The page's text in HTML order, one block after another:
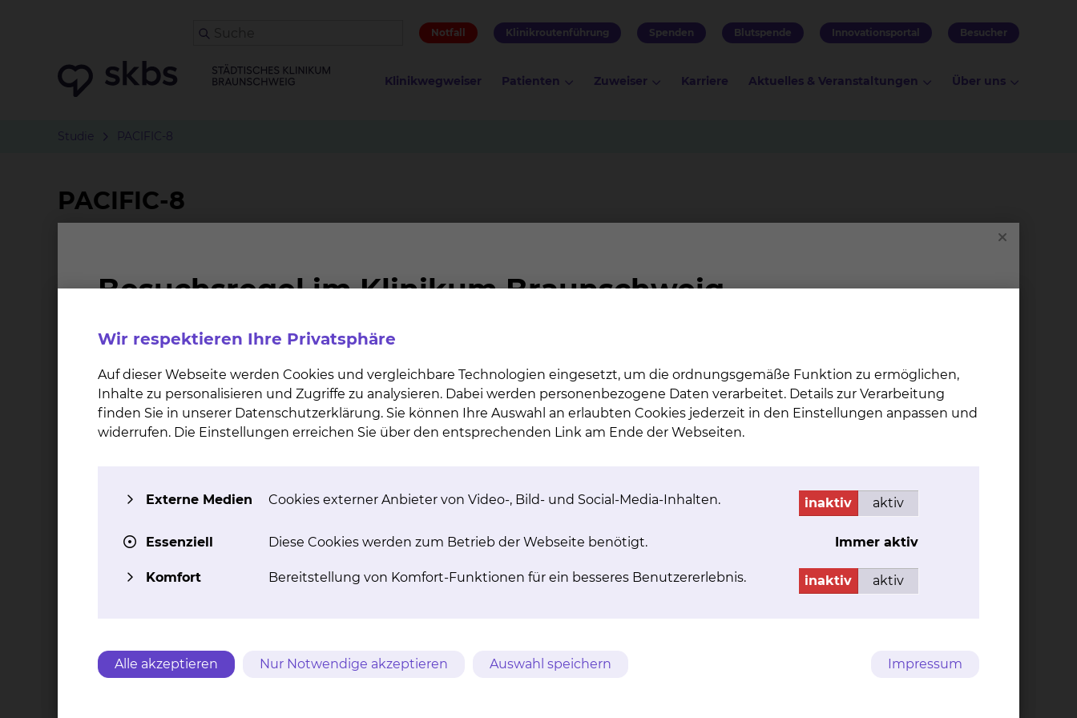
Notfall Klinikroutenführung Spenden Blutspende Innovationsportal Besucher
Klinikwegweiser Patienten Zuweiser Karriere Aktuelles & Veranstaltungen Über uns
Studie PACIFIC-8
PACIFIC-8
Eg­gers
Celler Straße 38, 38114
Tel.:+49 531 595 3224
A Phase III, Randomised, Double-blind, Placebo-controlled,
(Stage III), Unresectable Non-small Cell Lung Cancer Whose
Disease has not Progressed Following Definitive Platinum-based
Rekrutierung beendet
Wir respektieren Ihre Privatsphäre
Auf dieser Webseite werden Cookies und vergleichbare Technologien eingesetzt, um die ordnungsgemäße Funktion zu ermöglichen,
Inhalte zu personalisieren und Zugriffe zu analysieren. Dabei werden personenbezogene Daten verarbeitet. Details zur Verarbeitung
finden Sie in unserer Datenschutzerklärung. Sie können Ihre Auswahl an erlaubten Cookies jederzeit in den Einstellungen anpassen und
widerrufen. Die Einstellungen erreichen Sie über den entsprechenden Link am Ende der Webseiten.
Externe Medien Cookies externer Anbieter von Video-, Bild- und Social-Media-Inhalten. inaktiv aktiv
Essenziell Diese Cookies werden zum Betrieb der Webseite benötigt. Immer aktiv
Komfort Bereitstellung von Komfort-Funktionen für ein besseres Benutzererlebnis. inaktiv aktiv
Alle akzeptieren Nur Notwendige akzeptieren Auswahl speichern Impressum